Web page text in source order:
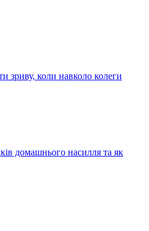
зриву, коли навколо колеги
домашнього насилля та як